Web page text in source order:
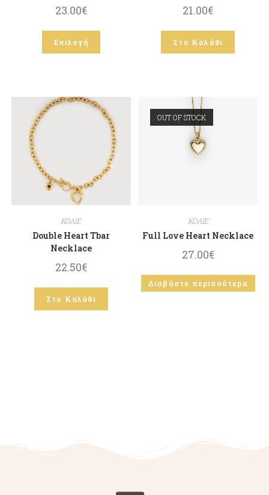
23.00€
Επιλογή
21.00€
Στο Καλάθι
ΚΟΛΙΕ
Double Heart Tbar
Necklace
22.50€
Στο Καλάθι
OUT OF STOCK
ΚΟΛΙΕ
Full Love Heart Necklace
27.00€
Διαβάστε περισσότερα